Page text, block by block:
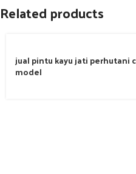
Related products
jual pintu kayu jati perhutani
model